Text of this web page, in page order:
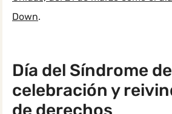
Down.
Día del Síndrome
celebración y
de derechos